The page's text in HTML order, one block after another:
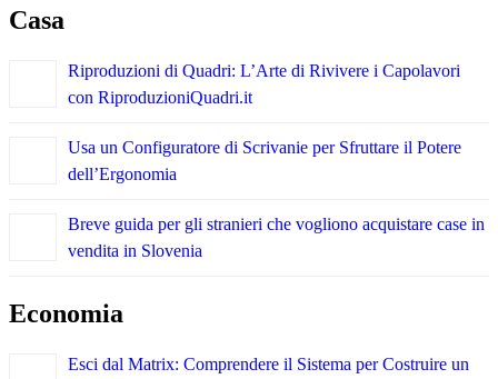
Casa
Riproduzioni di Quadri: L’Arte di Rivivere i Capolavori
con RiproduzioniQuadri.it
Usa un Configuratore di Scrivanie per Sfruttare il Potere
dell’Ergonomia
Breve guida per gli stranieri che vogliono acquistare case in
vendita in Slovenia
Economia
Esci dal Matrix: Comprendere il Sistema per Costruire un